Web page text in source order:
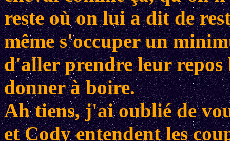
reste où on lui a dit de
même s'occuper un
d'aller prendre leur
donner à boire.
Ah tiens, j'ai oublié de
et Cody entendent les